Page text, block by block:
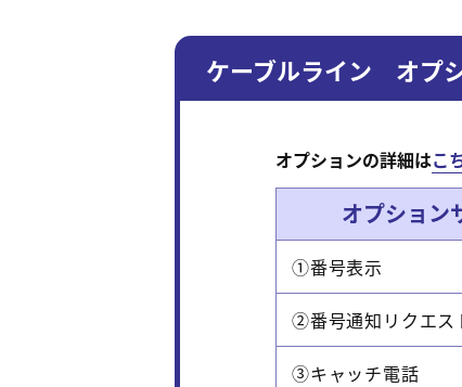
ケーブルライン オプ
オプションの詳細はこ
オプション
①番号表示
②番号通知リクエス
③キャッチ電話